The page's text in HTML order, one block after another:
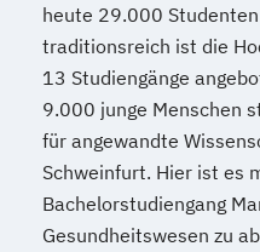
heute 29.000
traditionsreich ist die
13 Studiengänge
9.000 junge Menschen
für angewandte
Schweinfurt. Hier ist es
Bachelorstudiengang
Gesundheitswesen zu